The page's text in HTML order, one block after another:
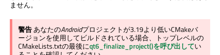
ません。
警告あなたのAndroidプロジェクトが3.19より低いCMakeバ
ージョンを使用してビルドされている場合、トップレベルの
CMakeLists.txtの最後にqt6_finalize_project()を呼び出してい